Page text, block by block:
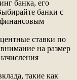
банка, его
банки с
ставки по
на размер
такие как